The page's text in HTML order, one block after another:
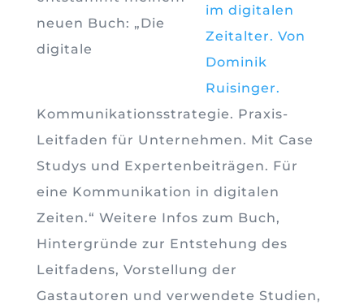
neuen Buch: „Die
digitale
Kommunikationsstrategie. Praxis-
Leitfaden für Unternehmen. Mit Case
Studys und Expertenbeiträgen. Für
eine Kommunikation in digitalen
Zeiten.“ Weitere Infos zum Buch,
Hintergründe zur Entstehung des
Leitfadens, Vorstellung der
Gastautoren und verwendete Studien,